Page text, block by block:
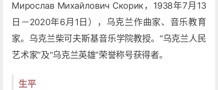
Мирослав Михайлович Скорик，1938年7月13
日－2020年6月1日），乌克兰作曲家、音乐教育
家。乌克兰柴可夫斯基音乐学院教授。“乌克兰人民
艺术家”及“乌克兰英雄”荣誉称号获得者。
生平